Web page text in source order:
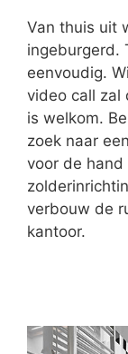
Van thuis uit
ingeburgerd.
eenvoudig.
video call zal
is welkom.
zoek naar
voor de hand
verbouw de
kantoor.